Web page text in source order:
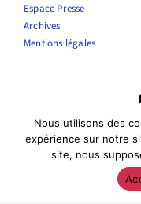
Espace Presse
Archives
Mentions légales
Théâtre Le
Entrée publics :
Entrée
04 66 76 10 56
Nous utilisons des
expérience sur notre
site, nous